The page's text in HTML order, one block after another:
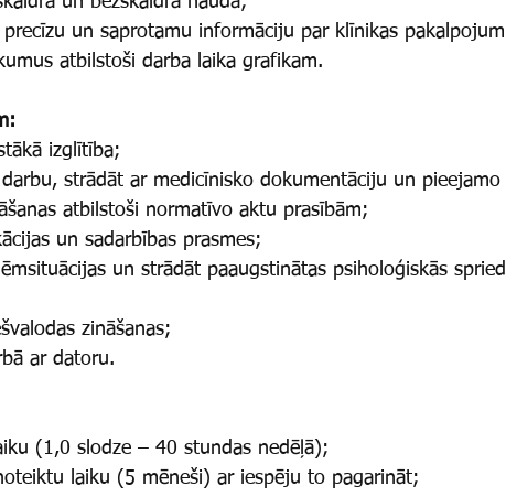
un saprotamu informāciju par klīnikas
atbilstoši darba laika grafikam.
izglītība;
strādāt ar medicīnisko dokumentāciju un
atbilstoši normatīvo aktu prasībām;
un sadarbības prasmes;
un strādāt paaugstinātas psiholoģiskās
zināšanas;
ar datoru.
(1,0 slodze – 40 stundas nedēļā);
laiku (5 mēneši) ar iespēju to pagarināt;